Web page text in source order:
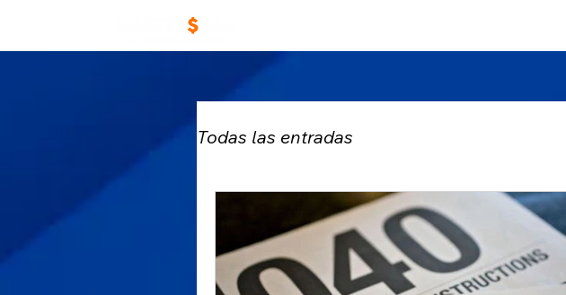
Todas las entradas